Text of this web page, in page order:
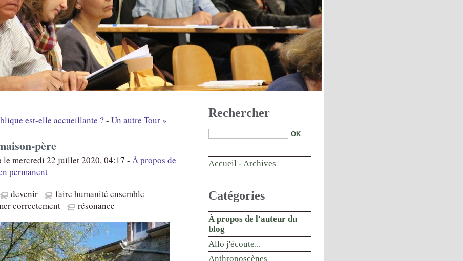
est-elle accueillante ? - Un autre Tour »
père
le mercredi 22 juillet 2020, 04:17 - À propos de
permanent
devenir
faire humanité ensemble
correctement résonance
Rechercher
Accueil - Archives
Catégories
À propos de l'auteur du
blog
Allo j'écoute...
Anthroposcènes